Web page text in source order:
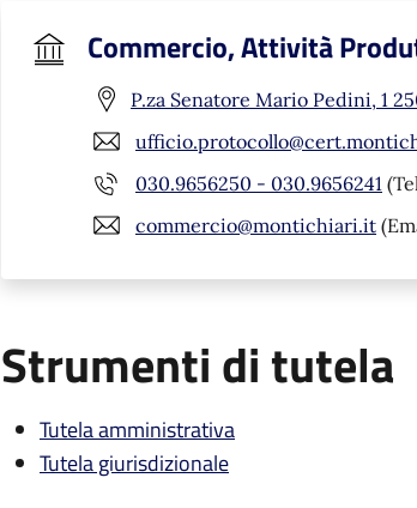
Commercio, Attività
P.za Senatore Mario Pedini, 1
030.9656250 - 030.9656241
commercio@montichiari.it
Strumenti di tutela
Tutela amministrativa
Tutela giurisdizionale